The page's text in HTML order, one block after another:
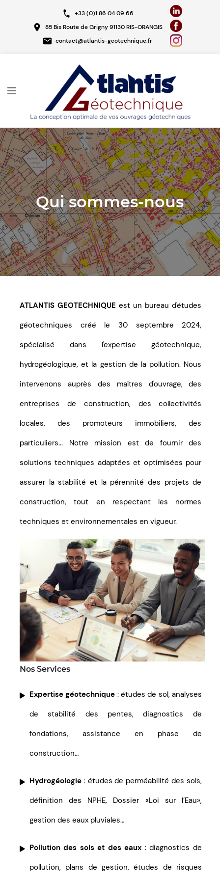
contenu
principal
+33 (0)1 86 04 09 66
85 Bis Route de Grigny 91130 RIS-ORANGIS
contact@atlantis-geotechnique.fr
Qui sommes-nous
ATLANTIS GEOTECHNIQUE est un bureau d'études
géotechniques créé le 30 septembre 2024,
spécialisé dans l'expertise géotechnique,
hydrogéologique, et la gestion de la pollution. Nous
intervenons auprès des maîtres d'ouvrage, des
entreprises de construction, des collectivités
locales, des promoteurs immobiliers, des
particuliers... Notre mission est de fournir des
solutions techniques adaptées et optimisées pour
assurer la stabilité et la pérennité des projets de
construction, tout en respectant les normes
techniques et environnementales en vigueur.
Nos Services
Expertise géotechnique : études de sol, analyses
de stabilité des pentes, diagnostics de
fondations, assistance en phase de
construction…
Hydrogéologie : études de perméabilité des sols,
définition des NPHE, Dossier «Loi sur l’Eau»,
gestion des eaux pluviales…
Pollution des sols et des eaux : diagnostics de
pollution, plans de gestion, études de risques